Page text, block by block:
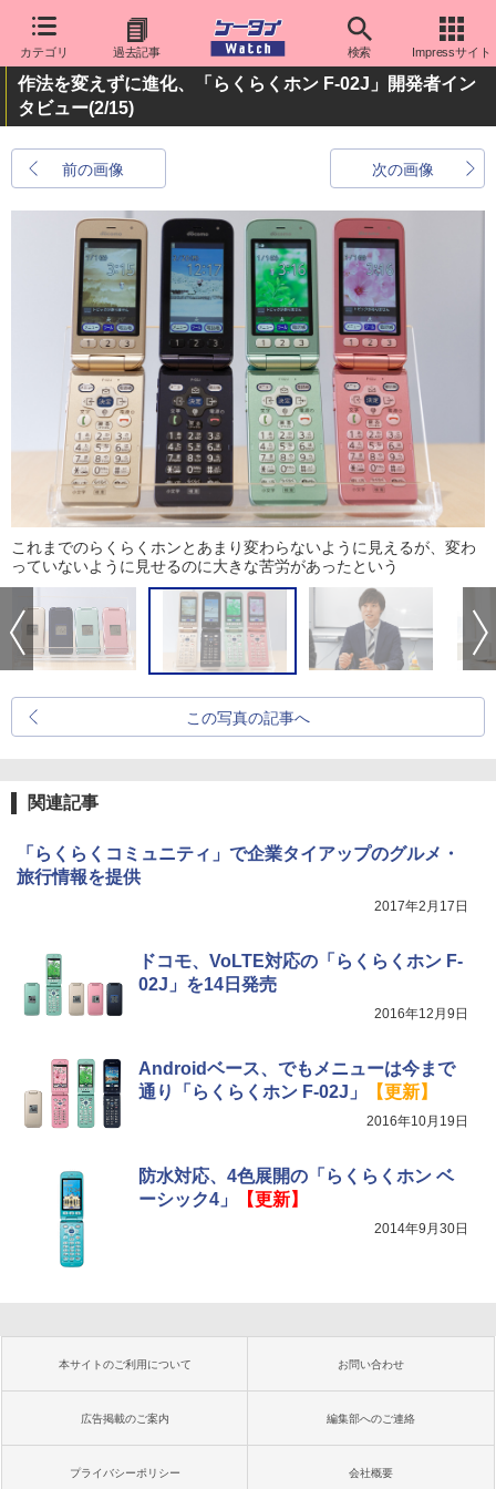
カテゴリ 過去記事 検索 Impressサイト
作法を変えずに進化、「らくらくホン F-02J」開発者イン
タビュー(2/15)
前の画像 次の画像
これまでのらくらくホンとあまり変わらないように見えるが、変わ
っていないように見せるのに大きな苦労があったという
この写真の記事へ
関連記事
「らくらくコミュニティ」で企業タイアップのグルメ・
旅行情報を提供
2017年2月17日
ドコモ、VoLTE対応の「らくらくホン F-
02J」を14日発売
2016年12月9日
Androidベース、でもメニューは今まで
通り「らくらくホン F-02J」
【更新】
2016年10月19日
防水対応、4色展開の「らくらくホン ベ
ーシック4」
【更新】
2014年9月30日
本サイトのご利用について お問い合わせ
広告掲載のご案内 編集部へのご連絡
プライバシーポリシー 会社概要